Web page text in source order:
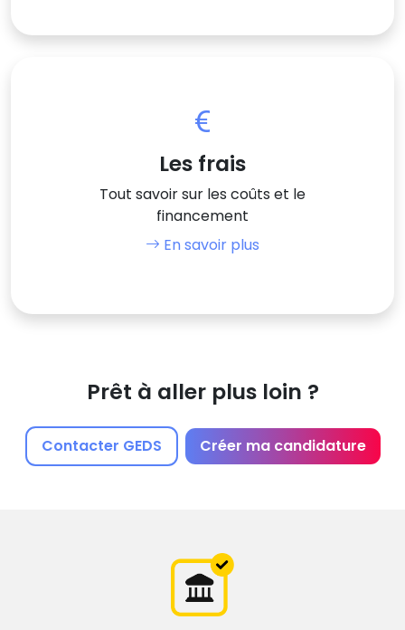
Les frais
Tout savoir sur les coûts et le
financement
En savoir plus
Prêt à aller plus loin ?
Contacter GEDS Créer ma candidature